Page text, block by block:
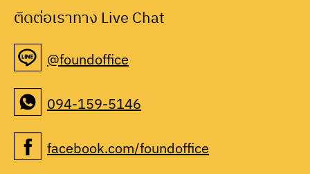
ติดต่อเราทาง Live Chat
@foundoffice
094-159-5146
facebook.com/foundoffice